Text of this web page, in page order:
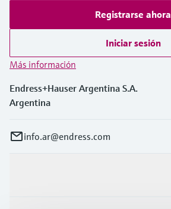
Registrarse ahora
Iniciar sesión
Más información
Endress+Hauser Argentina S.A.
Argentina
info.ar@endress.com